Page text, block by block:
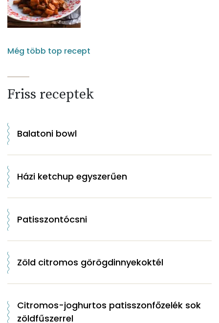
Még több top recept
Friss receptek
Balatoni bowl
Házi ketchup egyszerűen
Patisszontócsni
Zöld citromos görögdinnyekoktél
Citromos-joghurtos patisszonfőzelék sok
zöldfűszerrel